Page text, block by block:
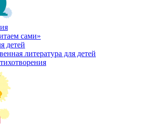
сами»
детей
литература для детей